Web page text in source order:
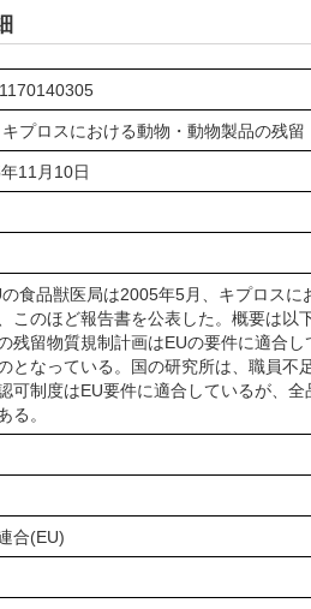
キプロスにおける動物・動物製品の残
11月10日
食品獣医局は2005年5月、キプロスに
このほど報告書を公表した。概要は以
残留物質規制計画はEUの要件に適合
となっている。国の研究所は、職員
可制度はEU要件に適合しているが、
る。
合(EU)